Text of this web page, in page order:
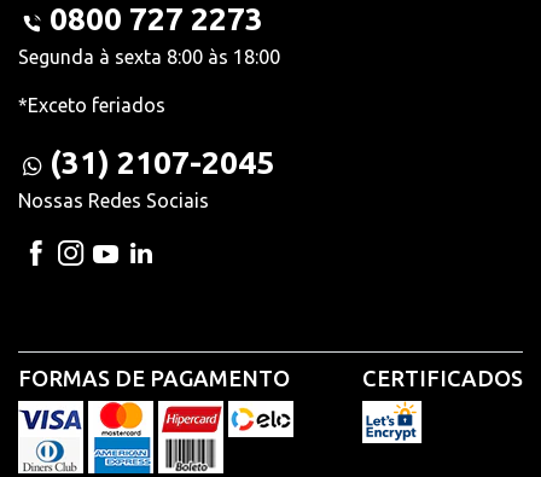
0800 727 2273
Segunda à sexta 8:00 às 18:00
*Exceto feriados
(31) 2107-2045
Nossas Redes Sociais
FORMAS DE PAGAMENTO CERTIFICADOS